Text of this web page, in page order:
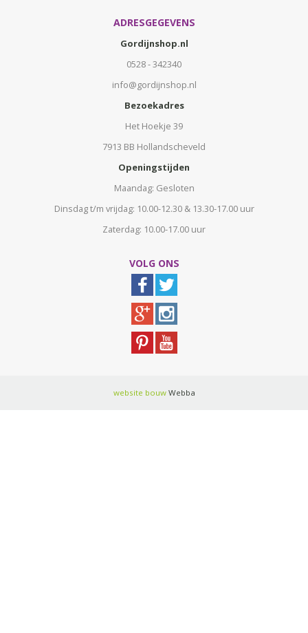
ADRESGEGEVENS
Gordijnshop.nl
0528 - 342340
info@gordijnshop.nl
Bezoekadres
Het Hoekje 39
7913 BB Hollandscheveld
Openingstijden
Maandag: Gesloten
Dinsdag t/m vrijdag: 10.00-12.30 & 13.30-17.00 uur
Zaterdag: 10.00-17.00 uur
VOLG ONS
website bouwWebba